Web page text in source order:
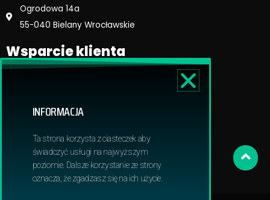
Ogrodowa 14a
55-040 Bielany Wrocławskie
Wsparcie klienta
Dostawa i płatność
Obowiązek informacyjny RODO
INFORMACJA
Ta strona korzysta z ciasteczek aby
świadczyć usługi na najwyższym
poziomie. Dalsze korzystanie ze strony
oznacza, że zgadzasz się na ich użycie.